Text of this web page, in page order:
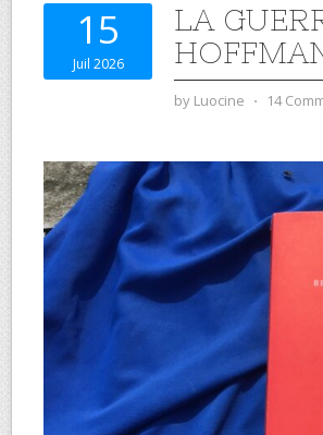
15
Juil 2026
LA
by Luocine ⋅ 14